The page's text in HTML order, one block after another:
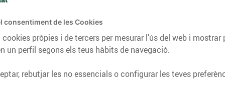
consells nutricionals, informació d’actualitat
del nostre territori i molts altres temes.
CONSELLS I HÀBITS SALUDABLES ENERGIA
consentiment de les Cookies
pròpies i de tercers per mesurar l’ús del web i
un perfil segons els teus hàbits de navegació.
rebutjar les no essencials o configurar les teves